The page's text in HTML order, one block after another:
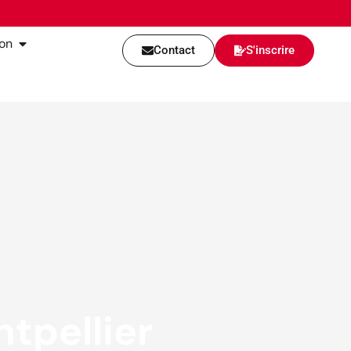
Contact S'inscrire